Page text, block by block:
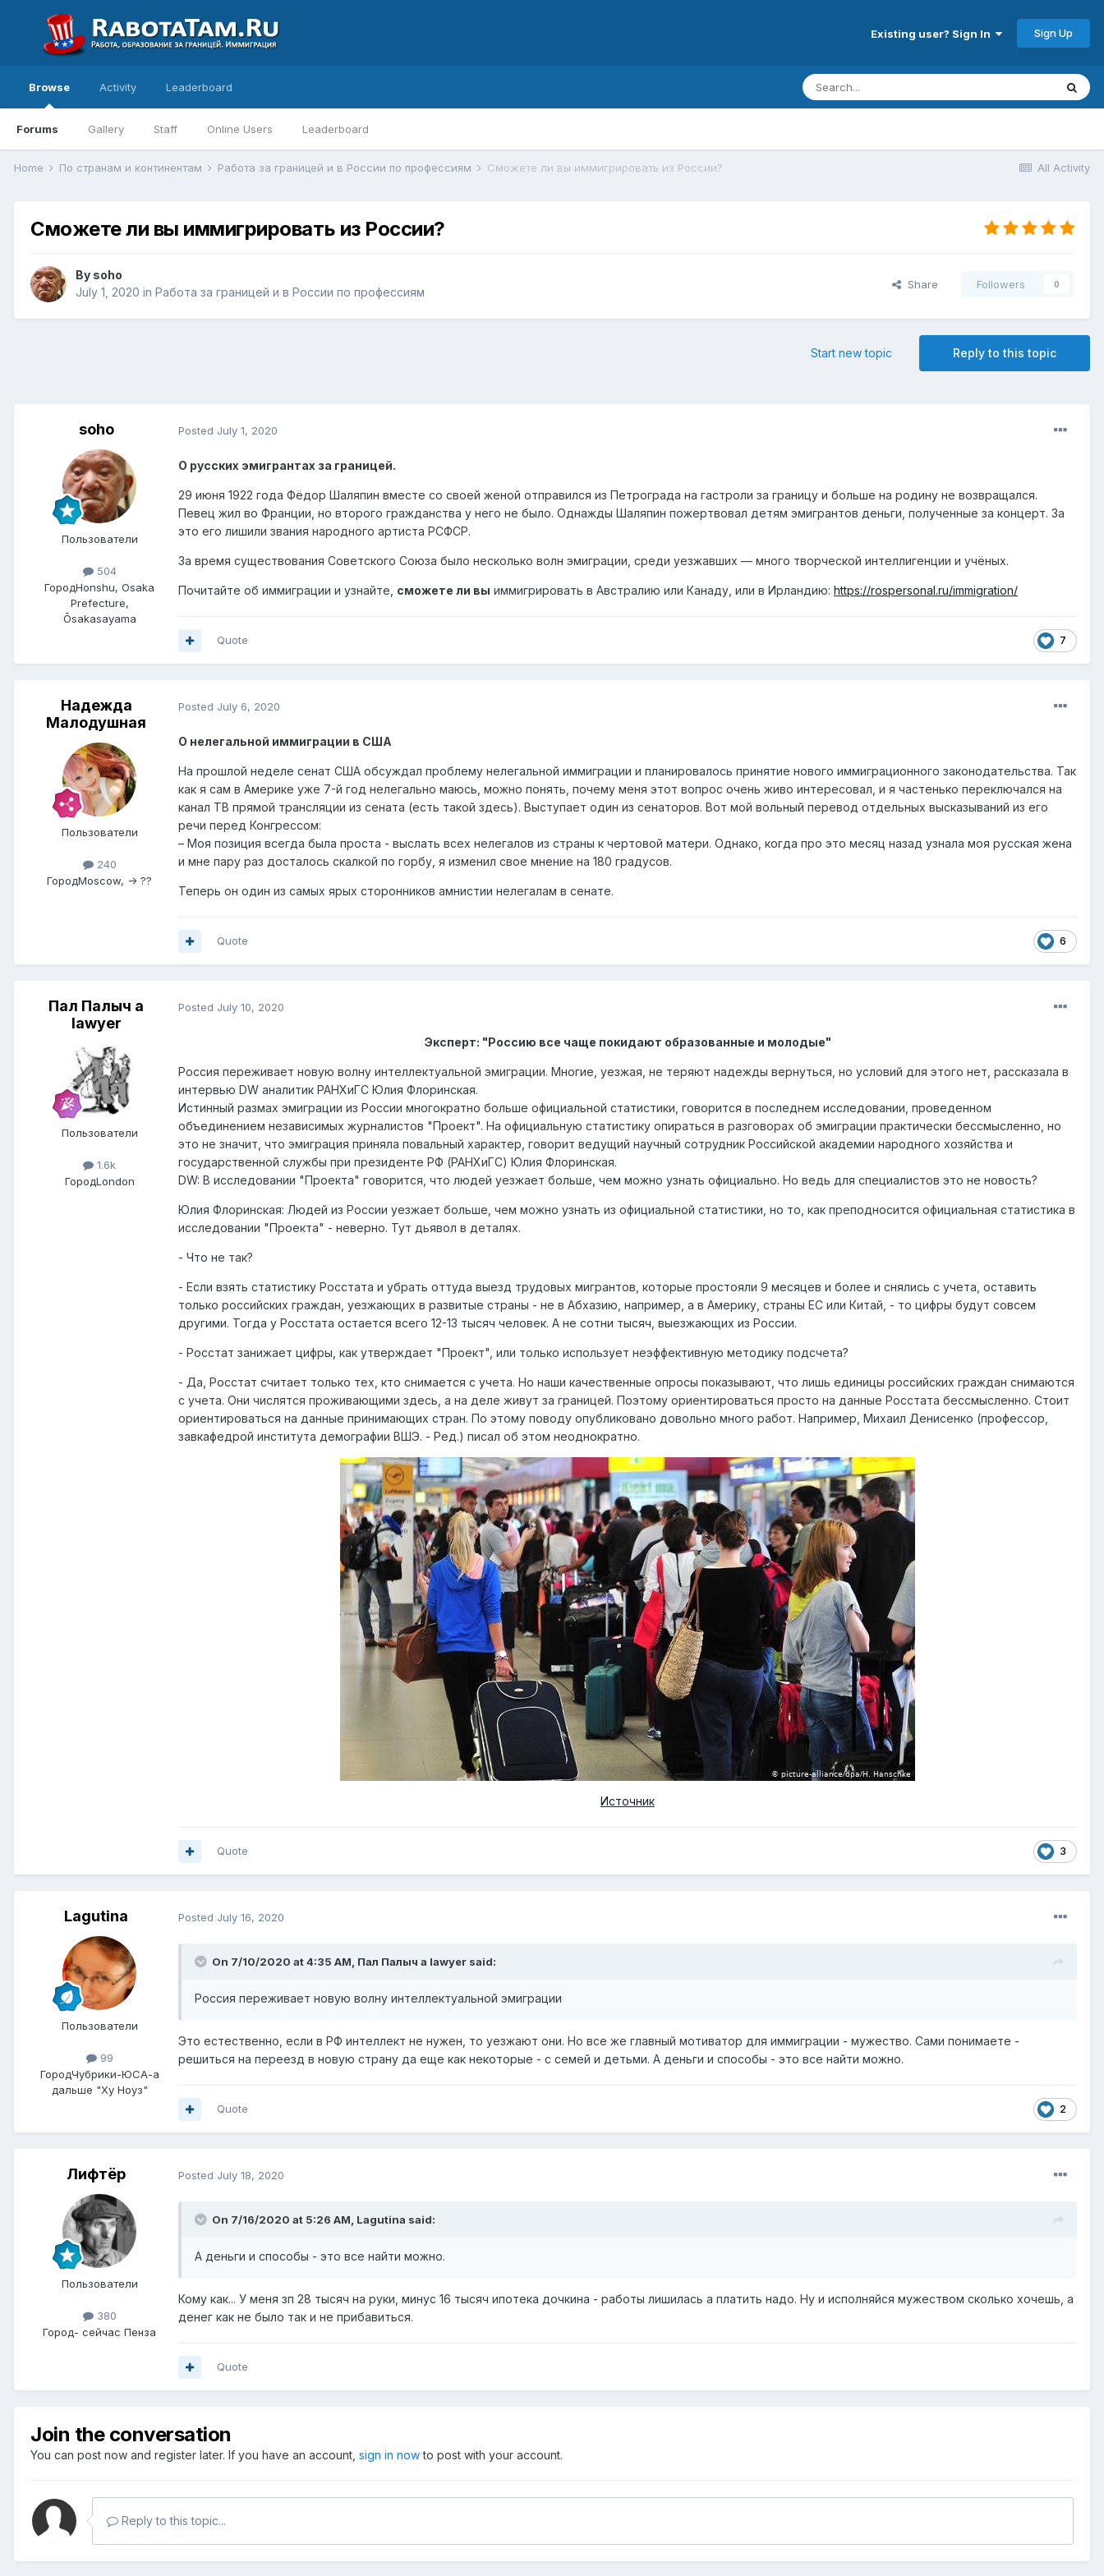
Existing user? Sign In Sign Up
Browse
Forums Gallery Staff Online Users Leaderboard
Activity Leaderboard
All Activity
Home По странам и континентам Работа за границей и в России по профессиям Сможете ли вы иммигрировать из России?
Сможете ли вы иммигрировать из России?
By soho
July 1, 2020 in Работа за границей и в России по профессиям
Share Followers 0
Reply to this topic
Start new topic
soho
Пользователи
504
ГородHonshu, Osaka
Prefecture,
Ōsakasayama
Posted July 1, 2020
О русских эмигрантах за границей.
29 июня 1922 года Фёдор Шаляпин вместе со своей женой отправился из Петрограда на гастроли за границу и больше на родину не возвращался.
Певец жил во Франции, но второго гражданства у него не было. Однажды Шаляпин пожертвовал детям эмигрантов деньги, полученные за концерт. За
это его лишили звания народного артиста РСФСР.
За время существования Советского Союза было несколько волн эмиграции, среди уезжавших — много творческой интеллигенции и учёных.
Почитайте об иммиграции и узнайте, сможете ли вы иммигрировать в Австралию или Канаду, или в Ирландию: https://rospersonal.ru/immigration/
7
Quote
Надежда
Малодушная
Пользователи
240
ГородMoscow, -> ??
Posted July 6, 2020
О нелегальной иммиграции в США
На прошлой неделе сенат США обсуждал проблему нелегальной иммиграции и планировалось принятие нового иммиграционного законодательства. Так
как я сам в Америке уже 7-й год нелегально маюсь, можно понять, почему меня этот вопрос очень живо интересовал, и я частенько переключался на
канал ТВ прямой трансляции из сената (есть такой здесь). Выступает один из сенаторов. Вот мой вольный перевод отдельных высказываний из его
речи перед Конгрессом:
– Моя позиция всегда была проста - выслать всех нелегалов из страны к чертовой матери. Однако, когда про это месяц назад узнала моя русская жена
и мне пару раз досталось скалкой по горбу, я изменил свое мнение на 180 градусов.
Теперь он один из самых ярых сторонников амнистии нелегалам в сенате.
6
Quote
Пал Палыч a
lawyer
Пользователи
1.6k
ГородLondon
Posted July 10, 2020
Эксперт: "Россию все чаще покидают образованные и молодые"
Россия переживает новую волну интеллектуальной эмиграции. Многие, уезжая, не теряют надежды вернуться, но условий для этого нет, рассказала в
интервью DW аналитик РАНХиГС Юлия Флоринская.
Истинный размах эмиграции из России многократно больше официальной статистики, говорится в последнем исследовании, проведенном
объединением независимых журналистов "Проект". На официальную статистику опираться в разговорах об эмиграции практически бессмысленно, но
это не значит, что эмиграция приняла повальный характер, говорит ведущий научный сотрудник Российской академии народного хозяйства и
государственной службы при президенте РФ (РАНХиГС) Юлия Флоринская.
DW: В исследовании "Проекта" говорится, что людей уезжает больше, чем можно узнать официально. Но ведь для специалистов это не новость?
Юлия Флоринская: Людей из России уезжает больше, чем можно узнать из официальной статистики, но то, как преподносится официальная статистика в
исследовании "Проекта" - неверно. Тут дьявол в деталях.
- Что не так?
- Если взять статистику Росстата и убрать оттуда выезд трудовых мигрантов, которые простояли 9 месяцев и более и снялись с учета, оставить
только российских граждан, уезжающих в развитые страны - не в Абхазию, например, а в Америку, страны ЕС или Китай, - то цифры будут совсем
другими. Тогда у Росстата остается всего 12-13 тысяч человек. А не сотни тысяч, выезжающих из России.
- Росстат занижает цифры, как утверждает "Проект", или только использует неэффективную методику подсчета?
- Да, Росстат считает только тех, кто снимается с учета. Но наши качественные опросы показывают, что лишь единицы российских граждан снимаются
с учета. Они числятся проживающими здесь, а на деле живут за границей. Поэтому ориентироваться просто на данные Росстата бессмысленно. Стоит
ориентироваться на данные принимающих стран. По этому поводу опубликовано довольно много работ. Например, Михаил Денисенко (профессор,
завкафедрой института демографии ВШЭ. - Ред.) писал об этом неоднократно.
Источник
3
Quote
Lagutina
Пользователи
99
ГородЧубрики-ЮСА-а
дальше "Ху Ноуз"
Posted July 16, 2020
On 7/10/2020 at 4:35 AM, Пал Палыч a lawyer said:
Россия переживает новую волну интеллектуальной эмиграции
Это естественно, если в РФ интеллект не нужен, то уезжают они. Но все же главный мотиватор для иммиграции - мужество. Сами понимаете -
решиться на переезд в новую страну да еще как некоторые - с семей и детьми. А деньги и способы - это все найти можно.
2
Quote
Лифтёр
Пользователи
380
Город- сейчас Пенза
Posted July 18, 2020
On 7/16/2020 at 5:26 AM, Lagutina said:
А деньги и способы - это все найти можно.
Кому как... У меня зп 28 тысяч на руки, минус 16 тысяч ипотека дочкина - работы лишилась а платить надо. Ну и исполняйся мужеством сколько хочешь, а
денег как не было так и не прибавиться.
Quote
Join the conversation
You can post now and register later. If you have an account, sign in nowto post with your account.
Reply to this topic...